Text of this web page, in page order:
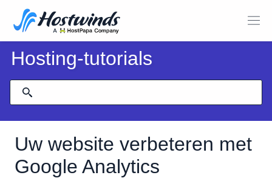
Hosting-tutorials
Uw website verbeteren met
Google Analytics